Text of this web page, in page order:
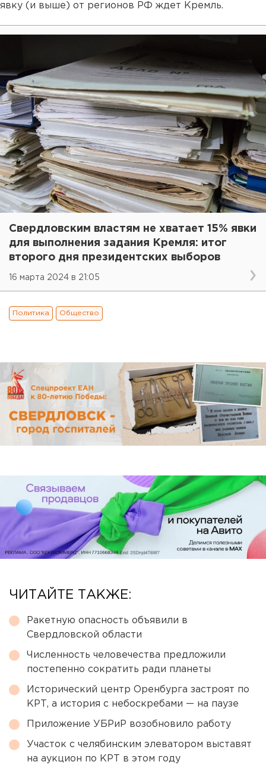
явку (и выше) от регионов РФ ждет Кремль.
Свердловским властям не хватает 15% явки
для выполнения задания Кремля: итог
второго дня президентских выборов
16 марта 2024 в 21:05
Политика Общество
ЧИТАЙТЕ ТАКЖЕ:
Ракетную опасность объявили в
Свердловской области
Численность человечества предложили
постепенно сократить ради планеты
Исторический центр Оренбурга застроят по
КРТ, а история с небоскребами — на паузе
Приложение УБРиР возобновило работу
Участок с челябинским элеватором выставят
на аукцион по КРТ в этом году